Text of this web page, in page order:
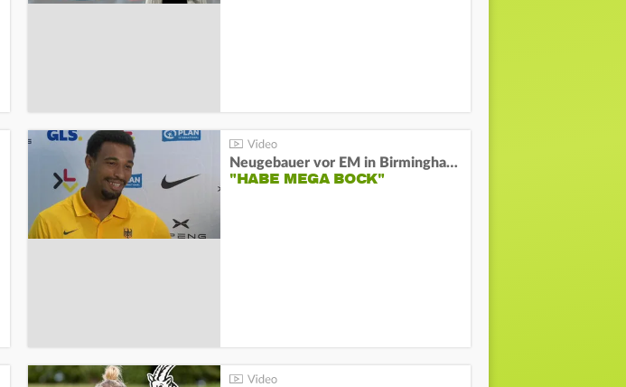
Neugebauer vor EM in Birmingham:
"HABE MEGA BOCK"